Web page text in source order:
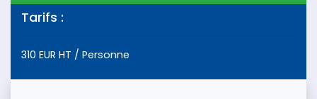
Tarifs :
310 EUR HT / Personne